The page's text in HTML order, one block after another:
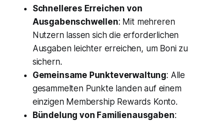
Schnelleres Erreichen von
Ausgabenschwellen: Mit mehreren
Nutzern lassen sich die erforderlichen
Ausgaben leichter erreichen, um Boni zu
sichern.
Gemeinsame Punkteverwaltung: Alle
gesammelten Punkte landen auf einem
einzigen Membership Rewards Konto.
Bündelung von Familienausgaben: